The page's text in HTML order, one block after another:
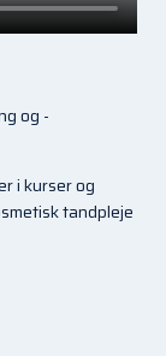
og -
i kurser og
tandpleje